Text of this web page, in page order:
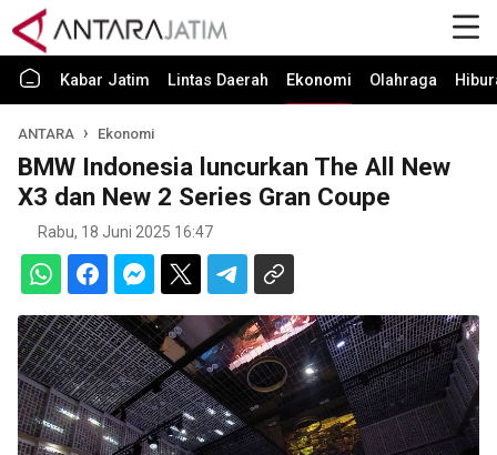
Kabar Jatim Lintas Daerah Ekonomi Olahraga
ANTARA Ekonomi
BMW Indonesia luncurkan The All New
X3 dan New 2 Series Gran Coupe
Rabu, 18 Juni 2025 16:47